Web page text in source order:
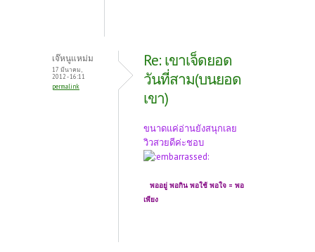
เจ๊หนูแหม่ม
17 มีนาคม,
2012 - 16:11
permalink
Re: เขาเจ็ดยอด
วันที่สาม(บนยอด
เขา)
ขนาดแค่อ่านยังสนุกเลย
วิวสวยดีค่ะชอบ
พออยู่ พอกิน พอใช้ พอใจ = พอ
เพียง